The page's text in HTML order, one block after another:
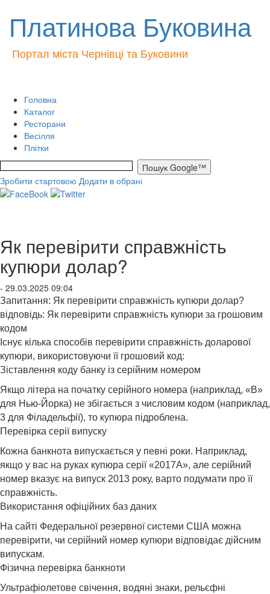
Платинова Буковина
Портал міста Чернівці та Буковини
Головна
Каталог
Ресторани
Весілля
Плітки
Зробити стартовою Додати в обрані
Як перевірити справжність
купюри долар?
- 29.03.2025 09:04
Запитання: Як перевірити справжність купюри долар?
відповідь: Як перевірити справжність купюри за грошовим
кодом
Існує кілька способів перевірити справжність доларової
купюри, використовуючи її грошовий код:
Зіставлення коду банку із серійним номером
Якщо літера на початку серійного номера (наприклад, «B»
для Нью-Йорка) не збігається з числовим кодом (наприклад,
3 для Філадельфії), то купюра підроблена.
Перевірка серії випуску
Кожна банкнота випускається у певні роки. Наприклад,
якщо у вас на руках купюра серії «2017A», але серійний
номер вказує на випуск 2013 року, варто подумати про її
справжність.
Використання офіційних баз даних
На сайті Федеральної резервної системи США можна
перевірити, чи серійний номер купюри відповідає дійсним
випускам.
Фізична перевірка банкноти
Ультрафіолетове свічення, водяні знаки, рельєфні